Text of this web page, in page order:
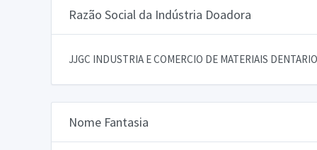
Razão Social da Indústria Doadora
JJGC INDUSTRIA E COMERCIO DE MATERIAIS
Nome Fantasia